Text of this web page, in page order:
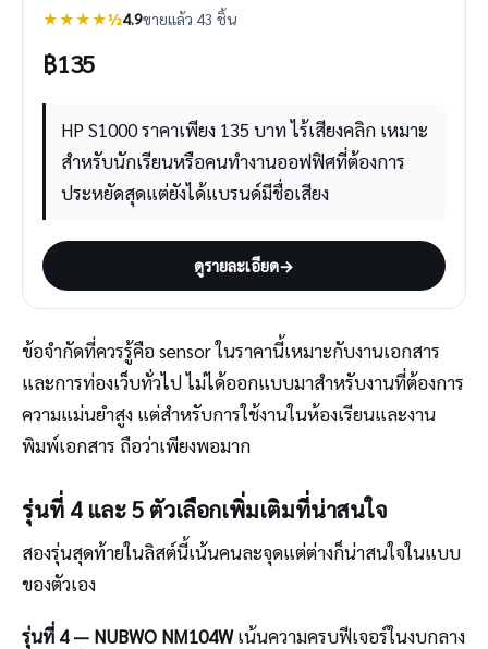
★★★★½4.9ขายแล้ว 43 ชิ้น
฿135
HP S1000 ราคาเพียง 135 บาท ไร้เสียงคลิก เหมาะ
สำหรับนักเรียนหรือคนทำงานออฟฟิศที่ต้องการ
ประหยัดสุดแต่ยังได้แบรนด์มีชื่อเสียง
ดูรายละเอียด→
ข้อจำกัดที่ควรรู้คือ sensor ในราคานี้เหมาะกับงานเอกสาร
และการท่องเว็บทั่วไป ไม่ได้ออกแบบมาสำหรับงานที่ต้องการ
ความแม่นยำสูง แต่สำหรับการใช้งานในห้องเรียนและงาน
พิมพ์เอกสาร ถือว่าเพียงพอมาก
รุ่นที่ 4 และ 5 ตัวเลือกเพิ่มเติมที่น่าสนใจ
สองรุ่นสุดท้ายในลิสต์นี้เน้นคนละจุดแต่ต่างก็น่าสนใจในแบบ
ของตัวเอง
รุ่นที่ 4 — NUBWO NM104Wเน้นความครบฟีเจอร์ในงบกลาง